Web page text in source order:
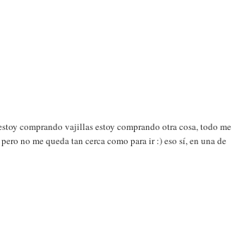
comprando vajillas estoy comprando otra cosa, todo me
no me queda tan cerca como para ir :) eso sí, en una de